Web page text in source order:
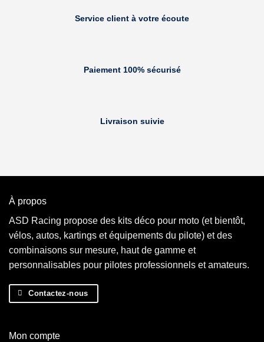
Service client à votre écoute
Paiement 100% sécurisé
Livraison suivie
À propos
ASD Racing propose des kits déco pour moto (et bientôt,
vélos, autos, kartings et équipements du pilote) et des
combinaisons sur mesure, haut de gamme et
personnalisables pour pilotes professionnels et amateurs.
Contactez-nous
Mon compte